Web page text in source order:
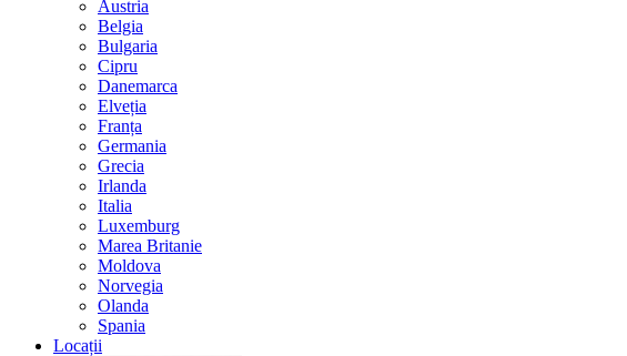
Austria
Belgia
Bulgaria
Cipru
Danemarca
Elveția
Franța
Germania
Grecia
Irlanda
Italia
Luxemburg
Marea Britanie
Moldova
Norvegia
Olanda
Spania
Locații